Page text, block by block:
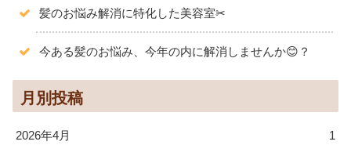
髪のお悩み解消に特化した美容室✂
今ある髪のお悩み、今年の内に解消しませんか😊？
月別投稿
2026年4月 1